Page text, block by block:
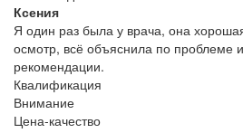
Ксения
Я один раз была у врача, она
осмотр, всё объяснила по проблеме
рекомендации.
Квалификация
Внимание
Цена-качество